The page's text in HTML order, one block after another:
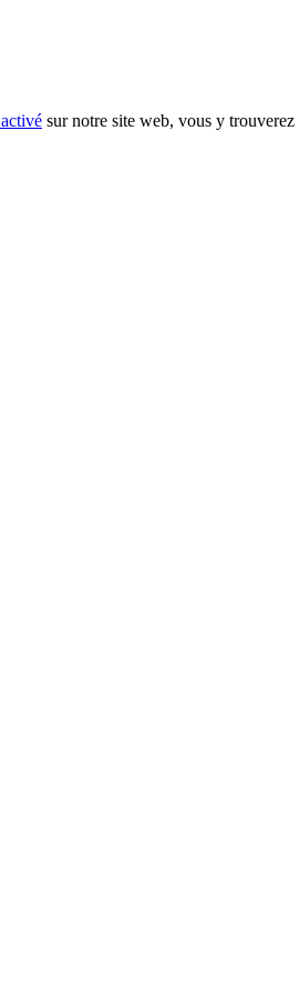
sur notre site web, vous y